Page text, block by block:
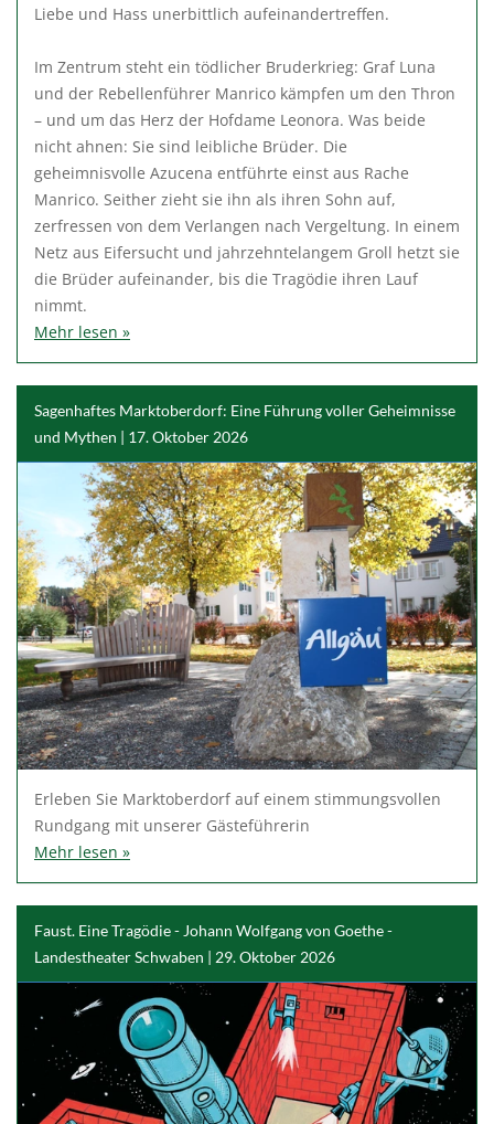
Liebe und Hass unerbittlich aufeinandertreffen.
Im Zentrum steht ein tödlicher Bruderkrieg: Graf Luna
und der Rebellenführer Manrico kämpfen um den Thron
– und um das Herz der Hofdame Leonora. Was beide
nicht ahnen: Sie sind leibliche Brüder. Die
geheimnisvolle Azucena entführte einst aus Rache
Manrico. Seither zieht sie ihn als ihren Sohn auf,
zerfressen von dem Verlangen nach Vergeltung. In einem
Netz aus Eifersucht und jahrzehntelangem Groll hetzt sie
die Brüder aufeinander, bis die Tragödie ihren Lauf
nimmt.
Mehr lesen »
Sagenhaftes Marktoberdorf: Eine Führung voller Geheimnisse
und Mythen | 17. Oktober 2026
Erleben Sie Marktoberdorf auf einem stimmungsvollen
Rundgang mit unserer Gästeführerin
Mehr lesen »
Faust. Eine Tragödie - Johann Wolfgang von Goethe -
Landestheater Schwaben | 29. Oktober 2026